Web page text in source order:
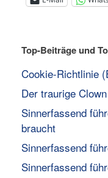
Top-Beiträge und
Cookie-Richtlinie
Der traurige Clown
Sinnerfassend
braucht
Sinnerfassend
Sinnerfassend